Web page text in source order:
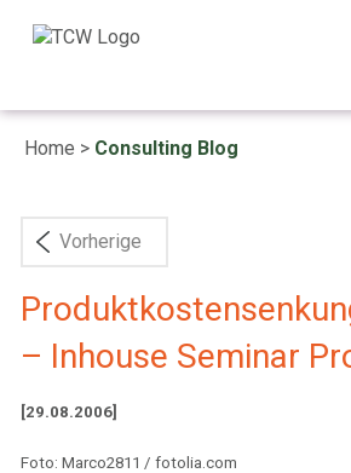
Home > Consulting Blog
Vorherige
– Inhouse Seminar
[29.08.2006]
Foto: Marco2811 / fotolia.com